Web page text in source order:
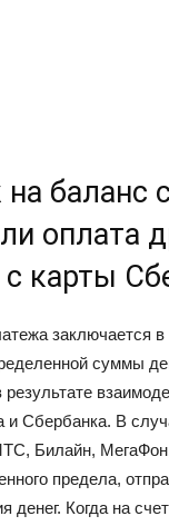
баланс
оплата
карты
заключается
суммы
и Сбербанка. В
Билайн,
предела,
денег. Когда на